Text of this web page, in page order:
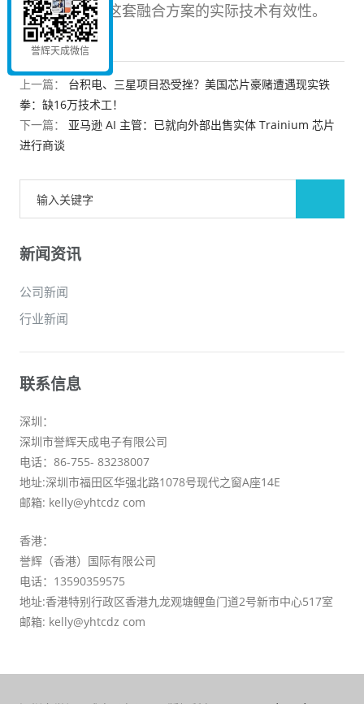
试，全面检验这套融合方案的实际技术有效性。
上一篇： 台积电、三星项目恐受挫？美国芯片豪赌遭遇现实铁
拳：缺16万技术工！
下一篇： 亚马逊 AI 主管：已就向外部出售实体 Trainium 芯片
进行商谈
新闻资讯
公司新闻
行业新闻
联系信息
深圳：
深圳市誉辉天成电子有限公司
电话：86-755- 83238007
地址:深圳市福田区华强北路1078号现代之窗A座14E
邮箱: kelly@yhtcdz com
香港：
誉辉（香港）国际有限公司
电话：13590359575
地址:香港特别行政区香港九龙观塘鲤鱼门道2号新市中心517室
邮箱: kelly@yhtcdz com
誉辉天成微信